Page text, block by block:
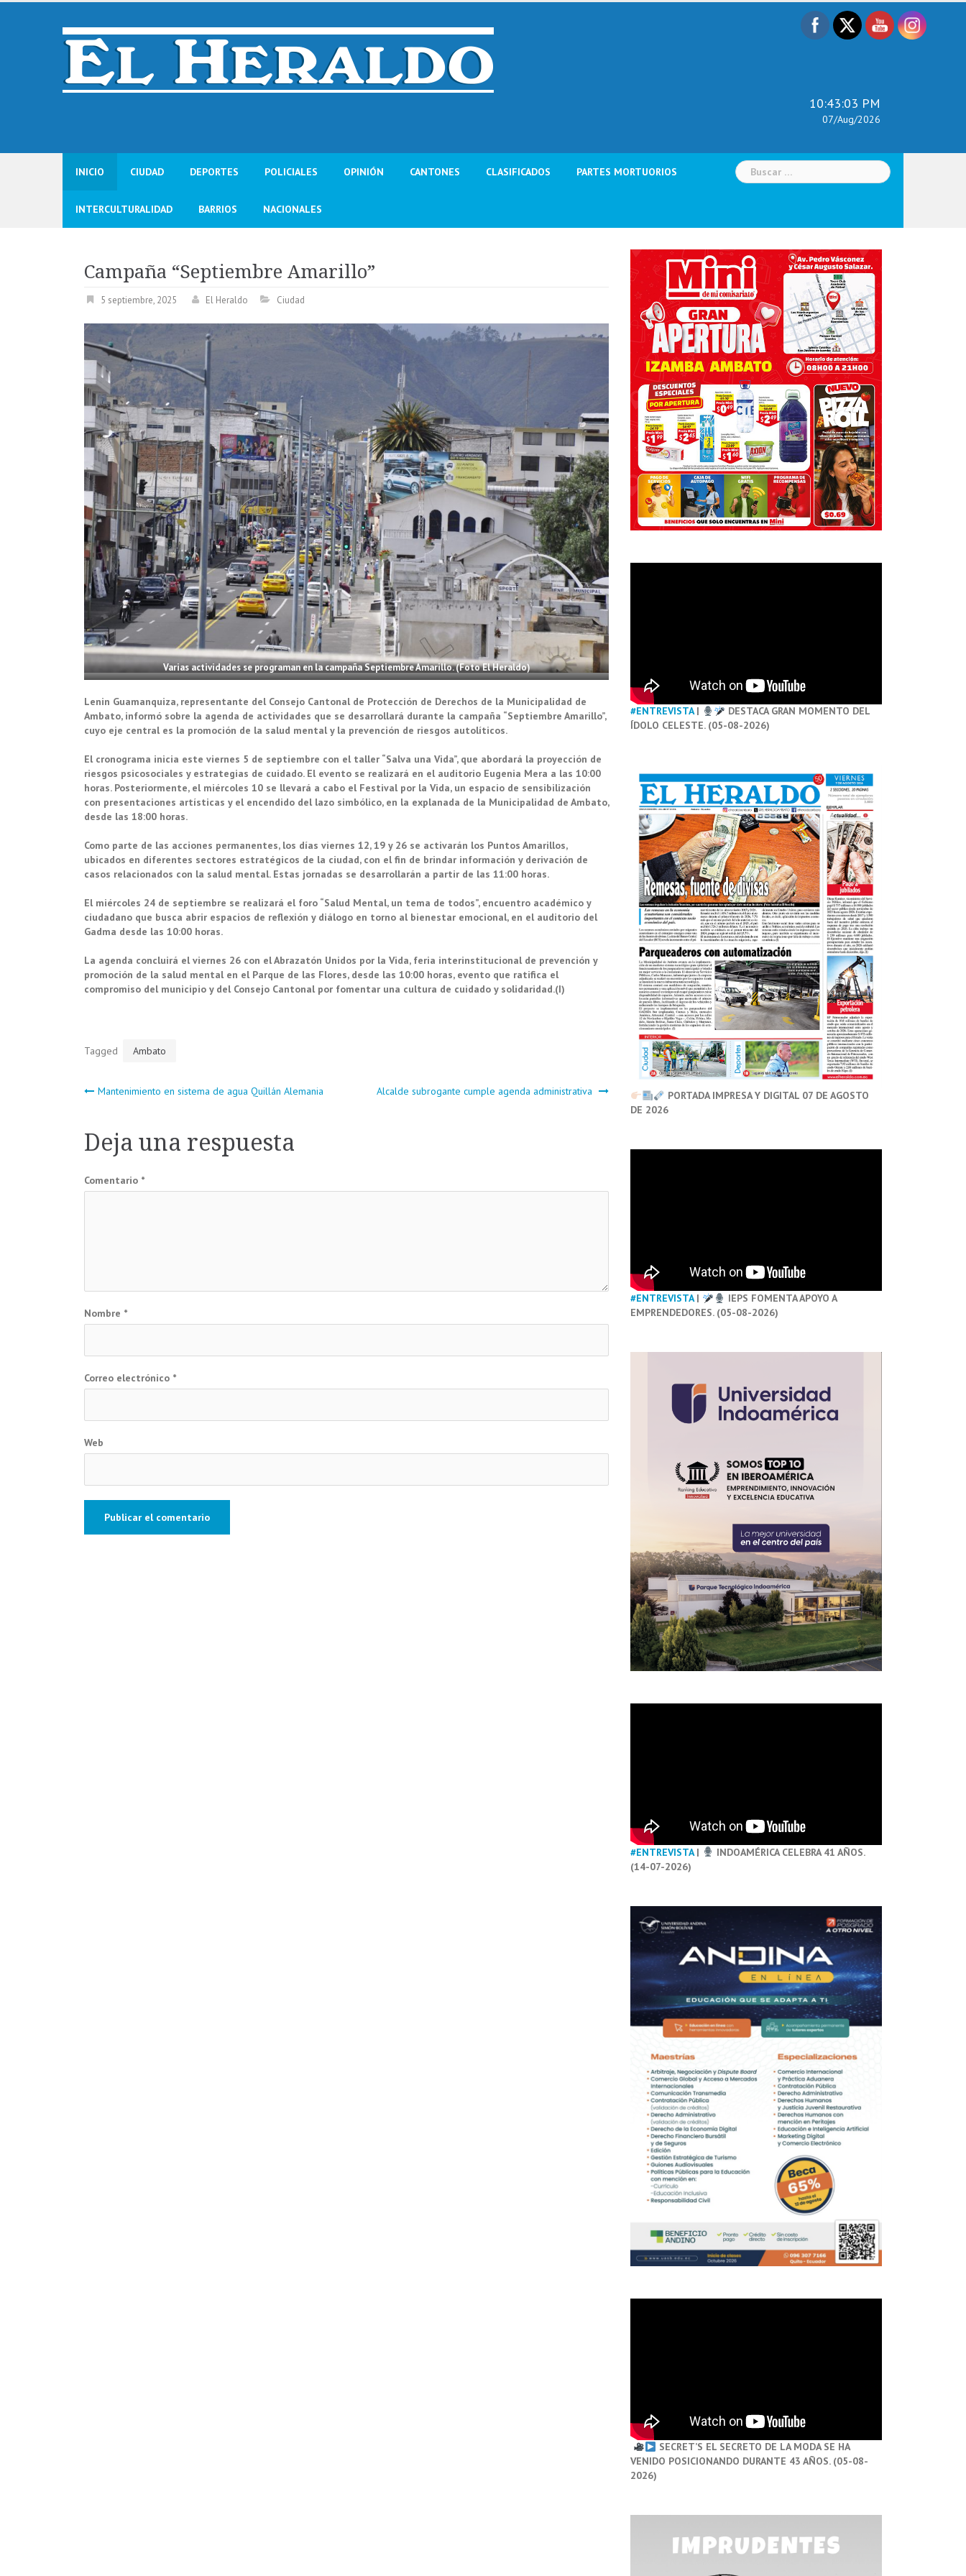
Skip
10:43:04 PM
07/Aug/2026
INICIO CIUDAD DEPORTES POLICIALES OPINIÓN CANTONES CLASIFICADOS PARTES MORTUORIOS
INTERCULTURALIDAD BARRIOS NACIONALES
Buscar:
Campaña “Septiembre Amarillo”
5 septiembre, 2025 El Heraldo Ciudad
Varias actividades se programan en la campaña Septiembre Amarillo. (Foto El Heraldo)
Lenin Guamanquiza, representante del Consejo Cantonal de Protección de Derechos de la Municipalidad de
Ambato, informó sobre la agenda de actividades que se desarrollará durante la campaña “Septiembre Amarillo”,
cuyo eje central es la promoción de la salud mental y la prevención de riesgos autolíticos.
El cronograma inicia este viernes 5 de septiembre con el taller “Salva una Vida”, que abordará la proyección de
riesgos psicosociales y estrategias de cuidado. El evento se realizará en el auditorio Eugenia Mera a las 10:00
horas. Posteriormente, el miércoles 10 se llevará a cabo el Festival por la Vida, un espacio de sensibilización
con presentaciones artísticas y el encendido del lazo simbólico, en la explanada de la Municipalidad de Ambato,
desde las 18:00 horas.
Como parte de las acciones permanentes, los días viernes 12, 19 y 26 se activarán los Puntos Amarillos,
ubicados en diferentes sectores estratégicos de la ciudad, con el fin de brindar información y derivación de
casos relacionados con la salud mental. Estas jornadas se desarrollarán a partir de las 11:00 horas.
El miércoles 24 de septiembre se realizará el foro “Salud Mental, un tema de todos”, encuentro académico y
ciudadano que busca abrir espacios de reflexión y diálogo en torno al bienestar emocional, en el auditorio del
Gadma desde las 10:00 horas.
La agenda concluirá el viernes 26 con el Abrazatón Unidos por la Vida, feria interinstitucional de prevención y
promoción de la salud mental en el Parque de las Flores, desde las 10:00 horas, evento que ratifica el
compromiso del municipio y del Consejo Cantonal por fomentar una cultura de cuidado y solidaridad.(I)
Tagged Ambato
Navegación
de
entradas
Mantenimiento en sistema de agua Quillán Alemania Alcalde subrogante cumple agenda administrativa
Deja una respuesta
Comentario *
Nombre *
Correo electrónico *
Web
#ENTREVISTA|
DESTACA GRAN MOMENTO DEL
ÍDOLO CELESTE. (05-08-2026)
PORTADA IMPRESA Y DIGITAL 07 DE AGOSTO
DE 2026
#ENTREVISTA|
IEPS FOMENTA APOYO A
EMPRENDEDORES. (05-08-2026)
#ENTREVISTA|
INDOAMÉRICA CELEBRA 41 AÑOS.
(14-07-2026)
SECRET’S EL SECRETO DE LA MODA SE HA
VENIDO POSICIONANDO DURANTE 43 AÑOS. (05-08-
2026)